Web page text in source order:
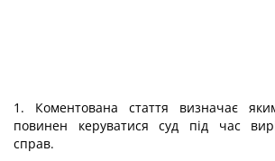
1. Коментована стаття визначає
повинен керуватися суд під час
справ.